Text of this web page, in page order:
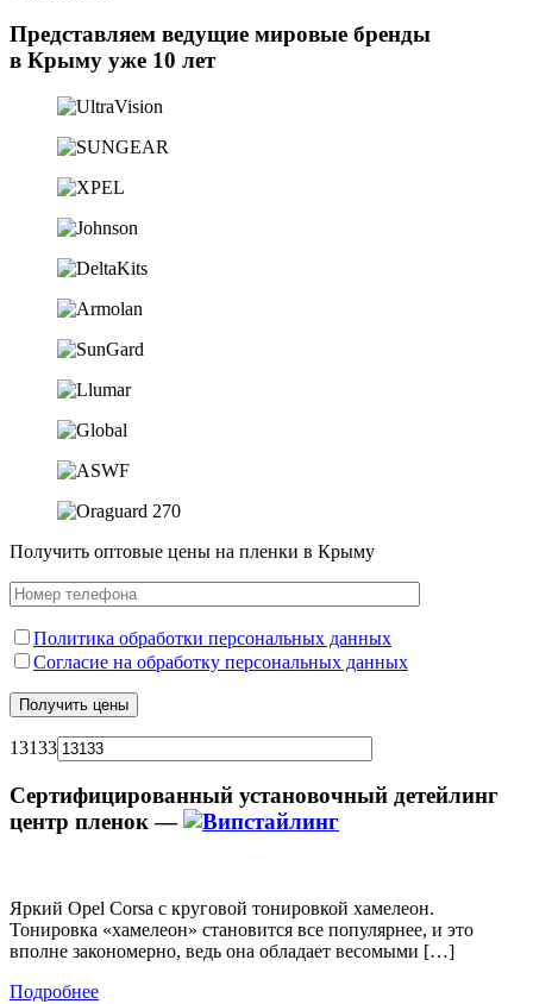
Представляем ведущие мировые бренды
в Крыму уже 10 лет
Получить оптовые цены на пленки в Крыму
Политика обработки персональных данных
Согласие на обработку персональных данных
13133
Сертифицированный установочный детейлинг
центр пленок —
Яркий Opel Corsa с круговой тонировкой хамелеон.
Тонировка «хамелеон» становится все популярнее, и это
вполне закономерно, ведь она обладает весомыми […]
Подробнее